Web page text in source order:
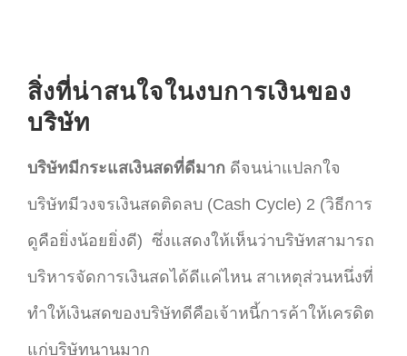
สิ่งที่น่าสนใจในงบการเงินของ
บริษัท
บริษัทมีกระแสเงินสดที่ดีมาก ดีจนน่าแปลกใจ
บริษัทมีวงจรเงินสดติดลบ (Cash Cycle) 2 (วิธีการ
ดูคือยิ่งน้อยยิ่งดี) ซึ่งแสดงให้เห็นว่าบริษัทสามารถ
บริหารจัดการเงินสดได้ดีแค่ไหน สาเหตุส่วนหนึ่งที่
ทำให้เงินสดของบริษัทดีคือเจ้าหนี้การค้าให้เครดิต
แก่บริษัทนานมาก